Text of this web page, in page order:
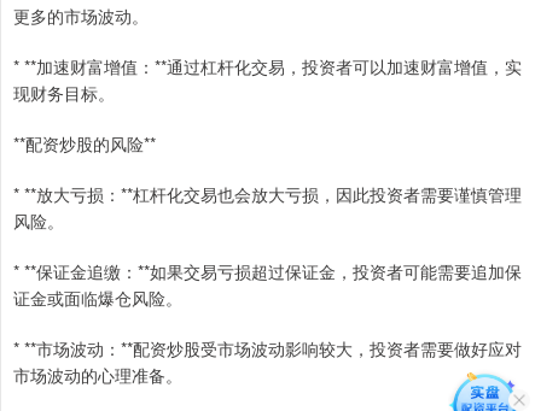
更多的市场波动。
* **加速财富增值：**通过杠杆化交易，投资者可以加速财富增值，实
现财务目标。
**配资炒股的风险**
* **放大亏损：**杠杆化交易也会放大亏损，因此投资者需要谨慎管理
风险。
* **保证金追缴：**如果交易亏损超过保证金，投资者可能需要追加保
证金或面临爆仓风险。
* **市场波动：**配资炒股受市场波动影响较大，投资者需要做好应对
市场波动的心理准备。